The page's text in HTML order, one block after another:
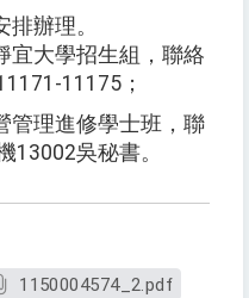
辦理。
宜大學招生組，聯絡
11175；
管理進修學士班，聯
13002吳秘書。
1150004574_2.pdf